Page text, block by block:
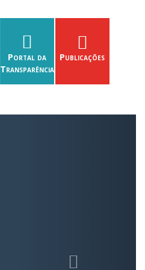
Portal da
Transparência
Publicações